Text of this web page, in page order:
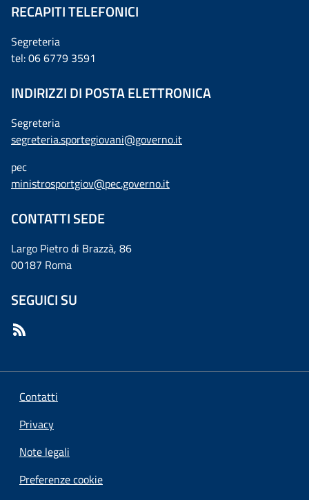
RECAPITI TELEFONICI
Segreteria
tel: 06 6779 3591
INDIRIZZI DI POSTA ELETTRONICA
Segreteria
segreteria.sportegiovani@governo.it
pec
ministrosportgiov@pec.governo.it
CONTATTI SEDE
Largo Pietro di Brazzà, 86
00187 Roma
SEGUICI SU
Contatti
Privacy
Note legali
Preferenze cookie